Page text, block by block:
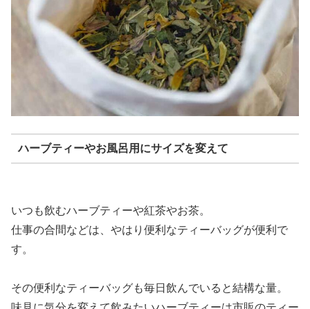
ハーブティーやお風呂用にサイズを変えて
いつも飲むハーブティーや紅茶やお茶。
仕事の合間などは、やはり便利なティーバッグが便利で
す。
その便利なティーバッグも毎日飲んでいると結構な量。